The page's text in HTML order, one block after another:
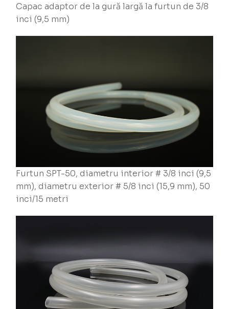
Capac adaptor de la gură largă la furtun de 3/8
inci (9,5 mm)
Furtun SPT-50, diametru interior # 3/8 inci (9,5
mm), diametru exterior # 5/8 inci (15,9 mm), 50
inci/15 metri